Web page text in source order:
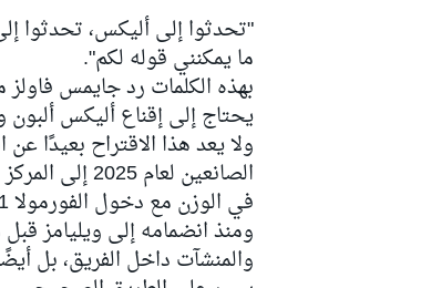
"تحدثوا إلى أليكس، تحدثوا
ما يمكنني قوله لكم".
يحتاج إلى إقناع أليكس
ولا يعد هذا الاقتراح بعيدًا
في الوزن مع دخول الفورمولا 1 حقبة القوانين التقنية الجديدة.
والمنشآت داخل الفريق، بل